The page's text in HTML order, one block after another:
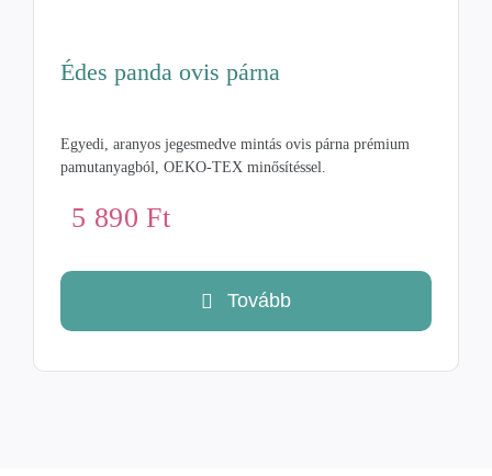
Édes panda ovis párna
Egyedi, aranyos jegesmedve mintás ovis párna prémium
pamutanyagból, OEKO-TEX minősítéssel.
5 890Ft
Tovább